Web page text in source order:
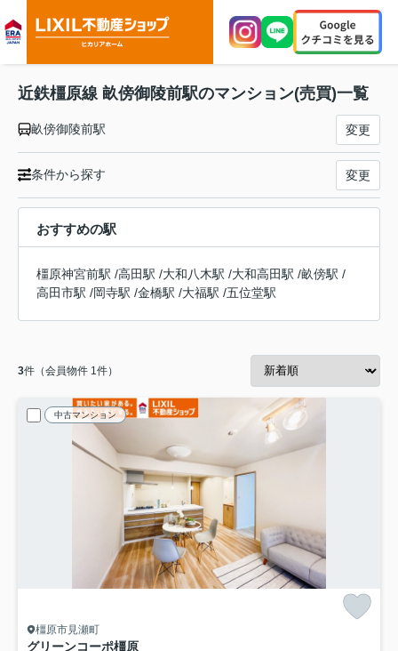
近鉄橿原線 畝傍御陵前駅のマンション(売買)一覧
畝傍御陵前駅 変更
条件から探す 変更
おすすめの駅
橿原神宮前駅 /高田駅 /大和八木駅 /大和高田駅 /畝傍駅 /
高田市駅 /岡寺駅 /金橋駅 /大福駅 /五位堂駅
3件（会員物件 1件）
中古マンション
橿原市見瀬町
グリーンコーポ橿原